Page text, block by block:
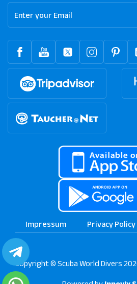
Impressum Privacy Policy
Copyright © Scuba World Divers